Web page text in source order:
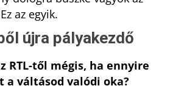
az egyik.
újra pályakezdő
RTL-től mégis, ha ennyire
a váltásod valódi oka?